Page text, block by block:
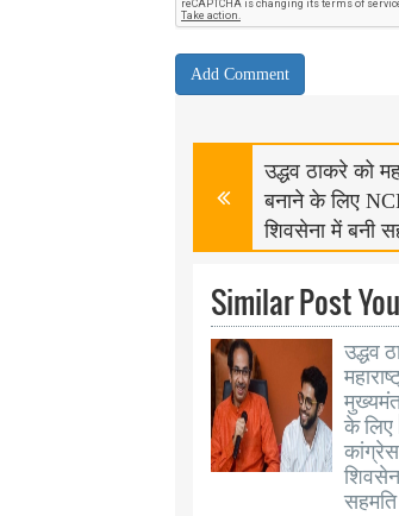
उद्धव ठाकरे को
बनाने के लिए
शिवसेना में बनी
Similar Post
उद्धव
के लिए
सहमति